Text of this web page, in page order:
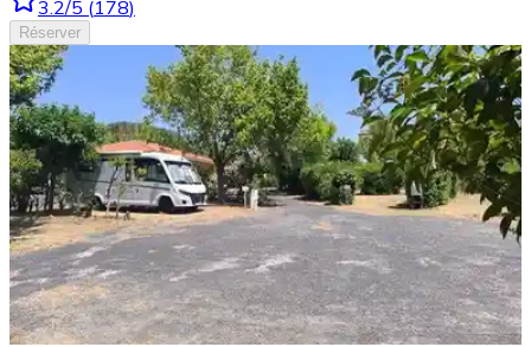
3.2/5 (178)
Réserver